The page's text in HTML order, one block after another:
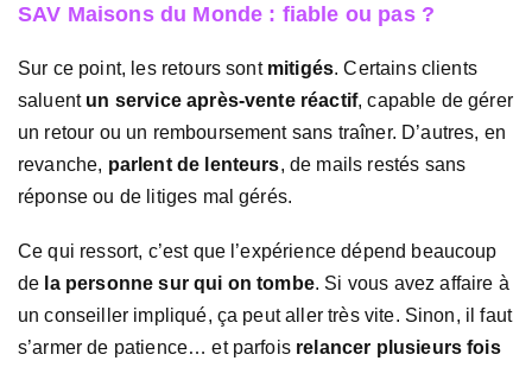
SAV Maisons du Monde : fiable ou pas ?
Sur ce point, les retours sont mitigés. Certains clients
saluent un service après-vente réactif, capable de gérer
un retour ou un remboursement sans traîner. D’autres, en
revanche, parlent de lenteurs, de mails restés sans
réponse ou de litiges mal gérés.
Ce qui ressort, c’est que l’expérience dépend beaucoup
de la personne sur qui on tombe. Si vous avez affaire à
un conseiller impliqué, ça peut aller très vite. Sinon, il faut
s’armer de patience… et parfois relancer plusieurs fois